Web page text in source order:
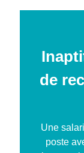
de
Une
poste